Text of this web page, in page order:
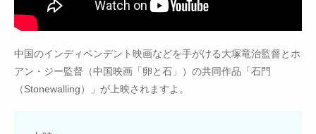
中国のインディペンデント映画などを手がける大塚竜治監督とホ
アン・ジー監督（中国映画「卵と石」）の共同作品「石門
（Stonewalling）」が上映されますよ。